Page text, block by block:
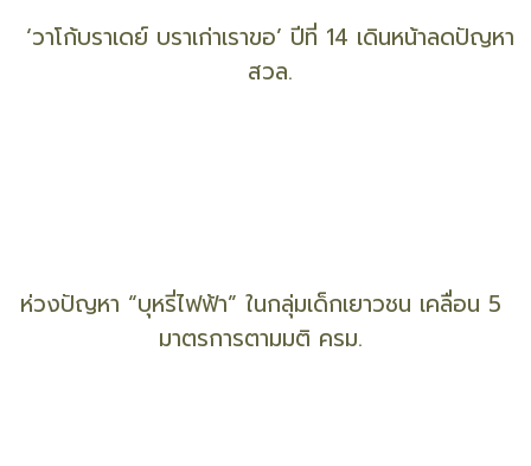
‘วาโก้บราเดย์ บราเก่าเราขอ’ ปีที่ 14 เดินหน้าลดปัญหา
สวล.